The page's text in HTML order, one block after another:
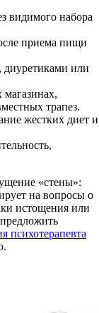
видимого набора
приема пищи
диуретиками или
трапез.
жестких диет и
«стены»:
на вопросы о
истощения или
психотерапевта